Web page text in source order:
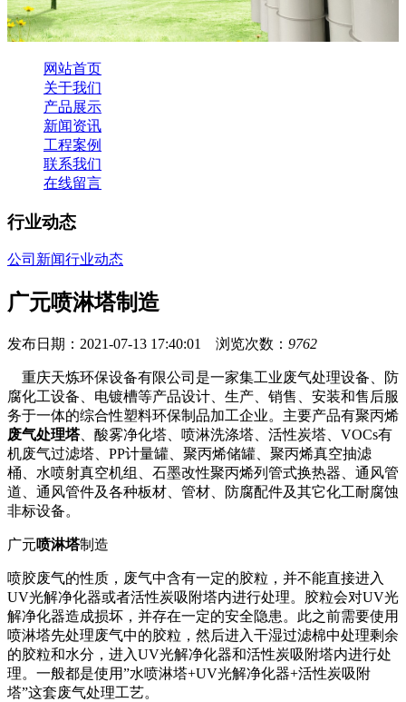
网站首页
关于我们
产品展示
新闻资讯
工程案例
联系我们
在线留言
行业动态
公司新闻行业动态
广元喷淋塔制造
发布日期：2021-07-13 17:40:01 浏览次数： 9762
重庆天炼环保设备有限公司是一家集工业废气处理设备、防
腐化工设备、电镀槽等产品设计、生产、销售、安装和售后服
务于一体的综合性塑料环保制品加工企业。主要产品有聚丙烯
废气处理塔、酸雾净化塔、喷淋洗涤塔、活性炭塔、VOCs有
机废气过滤塔、PP计量罐、聚丙烯储罐、聚丙烯真空抽滤
桶、水喷射真空机组、石墨改性聚丙烯列管式换热器、通风管
道、通风管件及各种板材、管材、防腐配件及其它化工耐腐蚀
非标设备。
广元喷淋塔制造
喷胶废气的性质，废气中含有一定的胶粒，并不能直接进入
UV光解净化器或者活性炭吸附塔内进行处理。胶粒会对UV光
解净化器造成损坏，并存在一定的安全隐患。此之前需要使用
喷淋塔先处理废气中的胶粒，然后进入干湿过滤棉中处理剩余
的胶粒和水分，进入UV光解净化器和活性炭吸附塔内进行处
理。一般都是使用”水喷淋塔+UV光解净化器+活性炭吸附
塔”这套废气处理工艺。